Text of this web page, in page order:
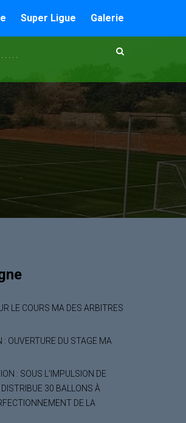
Super Ligue Galerie
LE COURS MA DES ARBITRES
OUVERTURE DU STAGE MA
: SOUS L’IMPULSION DE
30 BALLONS À
DE LA